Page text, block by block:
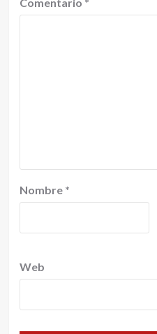
Nombre *
Web